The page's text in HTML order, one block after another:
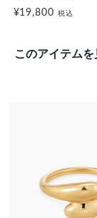
¥19,800税込
このアイテム